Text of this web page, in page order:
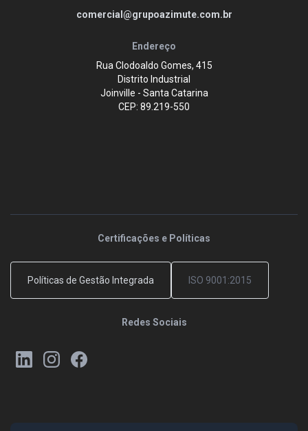
comercial@grupoazimute.com.br
Endereço
Rua Clodoaldo Gomes, 415
Distrito Industrial
Joinville - Santa Catarina
CEP: 89.219-550
Certificações e Políticas
Políticas de Gestão Integrada ISO 9001:2015
Redes Sociais